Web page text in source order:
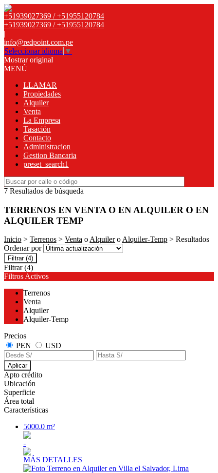
+51939027369 / +51955120784
+51939027369 / +51955120784
|
info@redpoint.com.pe
Seleccionar idioma ▼
Mostrar original
MENÚ
LLAMAR
Propiedades
Alquiler
Venta
La Empresa
Tasación
Contacto
Administracion
Gestion Bancaria
preset_search1
7 Resultados de búsqueda
TERRENOS EN VENTA O EN ALQUILER O EN
ALQUILER TEMP
Inicio > Terrenos > Venta oAlquileroAlquiler-Temp > Resultados
Ordenar por
Filtrar (4)
Filtrar (4)
Filtros Activos
Terrenos
Venta
Alquiler
Alquiler-Temp
Precios
PEN
USD
Aplicar
Apto crédito
Ubicación
Superficie
Área total
Características
5000.0 m²
-
MÁS DETALLES